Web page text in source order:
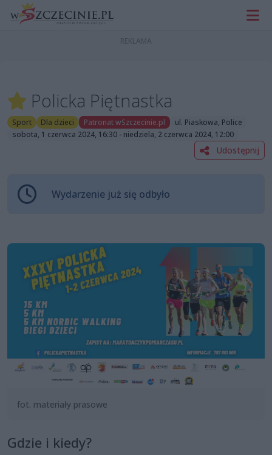
Policka Piętnastka
Sport Dla dzieci Patronat wSzczecinie.pl
ul. Piaskowa, Police
sobota, 1 czerwca 2024, 16:30 - niedziela, 2 czerwca 2024, 12:00
Udostępnij
Wydarzenie już się odbyło
fot. materiały prasowe
Gdzie i kiedy?